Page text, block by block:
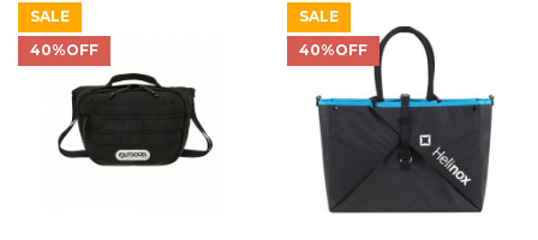
SALE
40%OFF
SALE
40%OFF